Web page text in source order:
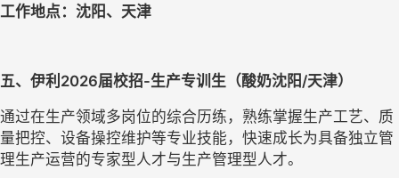
工作地点：沈阳、天津
五、 伊利 2026届校招-生产专训生 （酸奶沈阳/天津）
通过在生产领域多岗位的综合历练，熟练掌握生产工艺、质
量把控、设备操控维护等专业技能，快速成长为具备独立管
理生产运营的专家型人才与生产管理型人才。